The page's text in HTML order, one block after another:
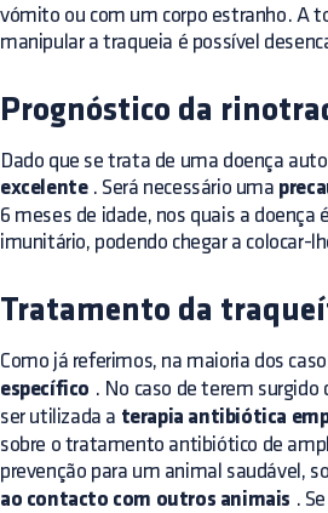
vómito ou com um corpo estranho. A
manipular a traqueia é possível
Prognóstico da
Dado que se trata de uma doença
excelente. Será necessário uma
6 meses de idade, nos quais a
imunitário, podendo chegar a colocar-
Tratamento da
Como já referimos, na maioria dos
específico . No caso de terem surgido
ser utilizada a terapia antibiótica
sobre o tratamento antibiótico de
prevenção para um animal saudável,
ao contacto com outros animais .